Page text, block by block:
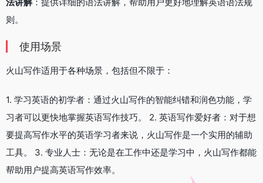
则。
使用场景
火山写作适用于各种场景，包括但不限于：
1. 学习英语的初学者：通过火山写作的智能纠错和润色功能，学
习者可以更快地掌握英语写作技巧。 2. 英语写作爱好者：对于想
要提高写作水平的英语学习者来说，火山写作是一个实用的辅助
工具。 3. 专业人士：无论是在工作中还是学习中，火山写作都能
帮助用户提高英语写作效率。